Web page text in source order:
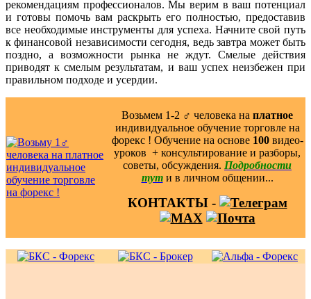
рекомендациям профессионалов. Мы верим в ваш потенциал
и готовы помочь вам раскрыть его полностью, предоставив
все необходимые инструменты для успеха. Начните свой путь
к финансовой независимости сегодня, ведь завтра может быть
поздно, а возможности рынка не ждут. Смелые действия
приводят к смелым результатам, и ваш успех неизбежен при
правильном подходе и усердии.
Возьмем 1-2 ‍♂️ человека на платное
индивидуальное обучение торговле на
форекс ! Обучение на основе 100видео-
уроков ️ + консультирование и разборы,
советы, обсуждения. Подробности
тут и в личном общении...
КОНТАКТЫ -